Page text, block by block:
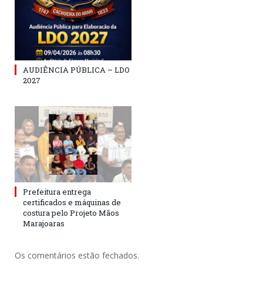
AUDIÊNCIA PÚBLICA – LDO
2027
Prefeitura entrega
certificados e máquinas de
costura pelo Projeto Mãos
Marajoaras
Os comentários estão fechados.